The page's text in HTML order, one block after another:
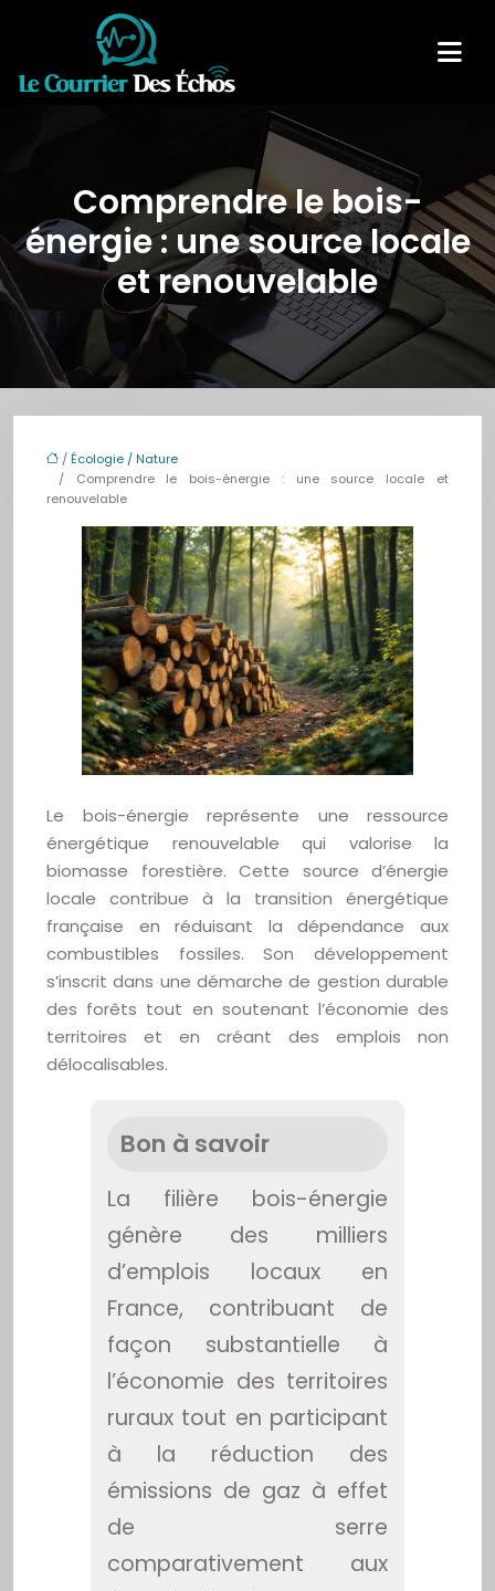
Comprendre le bois-
énergie : une source locale
et renouvelable
/ Écologie / Nature
/ Comprendre le bois-énergie : une source locale et
renouvelable
Le bois-énergie représente une ressource
énergétique renouvelable qui valorise la
biomasse forestière. Cette source d’énergie
locale contribue à la transition énergétique
française en réduisant la dépendance aux
combustibles fossiles. Son développement
s’inscrit dans une démarche de gestion durable
des forêts tout en soutenant l’économie des
territoires et en créant des emplois non
délocalisables.
Bon à savoir
La filière bois-énergie
génère des milliers
d’emplois locaux en
France, contribuant de
façon substantielle à
l’économie des territoires
ruraux tout en participant
à la réduction des
émissions de gaz à effet
de serre
comparativement aux